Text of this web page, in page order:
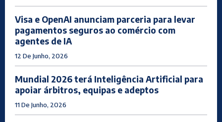
Visa e OpenAI anunciam parceria para levar
pagamentos seguros ao comércio com
agentes de IA
12 De Junho, 2026
Mundial 2026 terá Inteligência Artificial para
apoiar árbitros, equipas e adeptos
11 De Junho, 2026